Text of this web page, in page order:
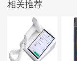
相关推荐